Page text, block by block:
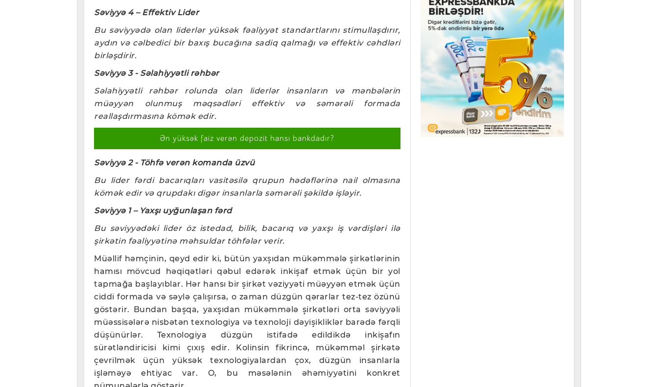
Səviyyə 4 – Effektiv Lider
Bu səviyyədə olan liderlər yüksək fəaliyyət standartlarını stimullaşdırır,
aydın və cəlbedici bir baxış bucağına sadiq qalmağı və effektiv cəhdləri
birləşdirir.
Səviyyə 3 - Səlahiyyətli rəhbər
Səlahiyyətli rəhbər rolunda olan liderlər insanların və mənbələrin
müəyyən olunmuş məqsədləri effektiv və səmərəli formada
reallaşdırmasına kömək edir.
Ən yüksək faiz verən depozit hansı bankdadır?
Səviyyə 2 - Töhfə verən komanda üzvü
Bu lider fərdi bacarıqları vasitəsilə qrupun hədəflərinə nail olmasına
kömək edir və qrupdakı digər insanlarla səmərəli şəkildə işləyir.
Səviyyə 1 – Yaxşı uyğunlaşan fərd
Bu səviyyədəki lider öz istedad, bilik, bacarıq və yaxşı iş vərdişləri ilə
şirkətin fəaliyyətinə məhsuldar töhfələr verir.
Müəllif həmçinin, qeyd edir ki, bütün yaxşıdan mükəmmələ şirkətlərinin
hamısı mövcud həqiqətləri qəbul edərək inkişaf etmək üçün bir yol
tapmağa başlayıblar. Hər hansı bir şirkət vəziyyəti müəyyən etmək üçün
ciddi formada və səylə çalışırsa, o zaman düzgün qərarlar tez-tez özünü
göstərir. Bundan başqa, yaxşıdan mükəmmələ şirkətləri orta səviyyəli
müəssisələrə nisbətən texnologiya və texnoloji dəyişikliklər barədə fərqli
düşünürlər. Texnologiya düzgün istifadə edildikdə inkişafın
sürətləndiricisi kimi çıxış edir. Kolinsin fikrincə, mükəmməl şirkətə
çevrilmək üçün yüksək texnologiyalardan çox, düzgün insanlarla
işləməyə ehtiyac var. O, bu məsələnin əhəmiyyətini konkret